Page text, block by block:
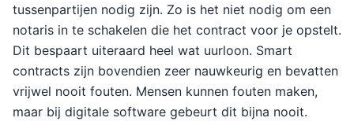
tussenpartijen nodig zijn. Zo is het niet nodig om een
notaris in te schakelen die het contract voor je opstelt.
Dit bespaart uiteraard heel wat uurloon. Smart
contracts zijn bovendien zeer nauwkeurig en bevatten
vrijwel nooit fouten. Mensen kunnen fouten maken,
maar bij digitale software gebeurt dit bijna nooit.